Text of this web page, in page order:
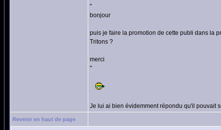
"
bonjour
puis je faire la promotion de cette publi dans la
Tritons ?
merci
"
Je lui ai bien évidemment répondu qu'il pouvait
Revenir en haut de page